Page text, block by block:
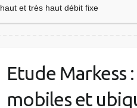
haut et très haut débit fixe
Etude Markess
mobiles et